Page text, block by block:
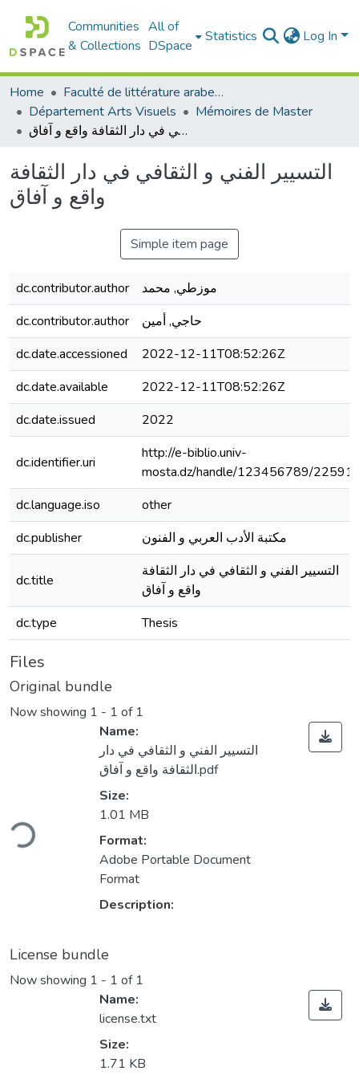
Communities
& Collections
All of
DSpace
Statistics Log In
Home
Faculté de littérature arabe et des arts
Département Arts Visuels
Mémoires de Master
التسيير الفني و الثقافي في دار الثقافة واقع و آفاق
التسيير الفني و الثقافي في دار الثقافة
واقع و آفاق
Simple item page
dc.contributor.author
موزطي, محمد
dc.contributor.author
حاجي, أمين
dc.date.accessioned
2022-12-11T08:52:26Z
dc.date.available
2022-12-11T08:52:26Z
dc.date.issued
2022
dc.identifier.uri
http://e-biblio.univ-
mosta.dz/handle/123456789/22591
dc.language.iso
other
dc.publisher
مكتبة الأدب العربي و الفنون
dc.title
التسيير الفني و الثقافي في دار الثقافة
واقع و آفاق
dc.type
Thesis
Files
Original bundle
Now showing 1 - 1 of 1
Name:
التسيير الفني و الثقافي في دار
الثقافة واقع و آفاق.pdf
Size:
1.01 MB
Format:
Adobe Portable Document
Format
Description:
License bundle
Now showing 1 - 1 of 1
Name:
license.txt
Size:
1.71 KB